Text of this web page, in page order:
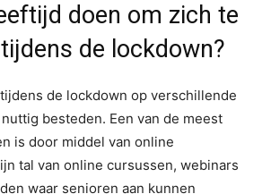
doen om zich te
de lockdown?
de lockdown op verschillende
besteden. Een van de meest
is door middel van online
tal van online cursussen, webinars
waar senioren aan kunnen